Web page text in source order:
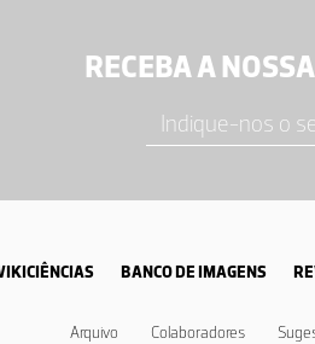
RECEBA A
BANCO DE IMAGENS
Arquivo Colaboradores